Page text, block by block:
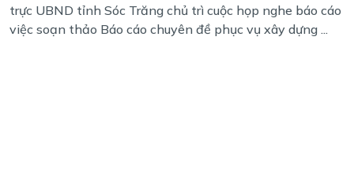
trực UBND tỉnh Sóc Trăng chủ trì cuộc họp nghe báo cáo
việc soạn thảo Báo cáo chuyên đề phục vụ xây dựng ...